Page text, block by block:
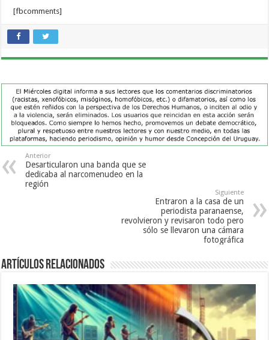
[fbcomments]
Anterior
Desarticularon una banda que se
dedicaba al narcomenudeo en la
región
Siguiente
Entraron a la casa de un
periodista paranaense,
revolvieron y revisaron todo pero
sólo se llevaron una cámara
fotográfica
Artículos Relacionados